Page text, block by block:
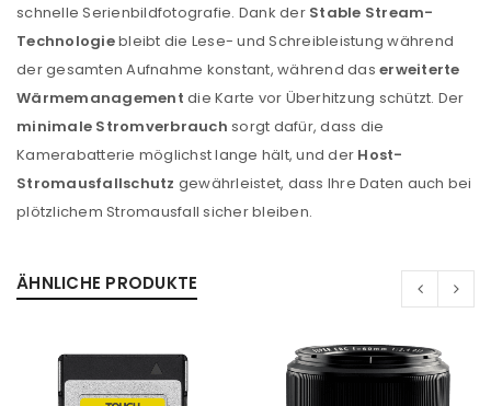
ANMELDEN
schnelle Serienbildfotografie. Dank der Stable Stream-
Technologiebleibt die Lese- und Schreibleistung während
der gesamten Aufnahme konstant, während das erweiterte
Wärmemanagement die Karte vor Überhitzung schützt. Der
minimale Stromverbrauch sorgt dafür, dass die
Kamerabatterie möglichst lange hält, und der Host-
Stromausfallschutz gewährleistet, dass Ihre Daten auch bei
plötzlichem Stromausfall sicher bleiben.
ÄHNLICHE PRODUKTE